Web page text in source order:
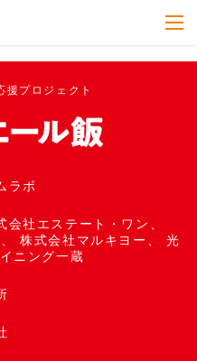
援プロジェクト
ラボ
会社エステート・ワン
、株式会社マルキヨー
、 光
ニング一蔵